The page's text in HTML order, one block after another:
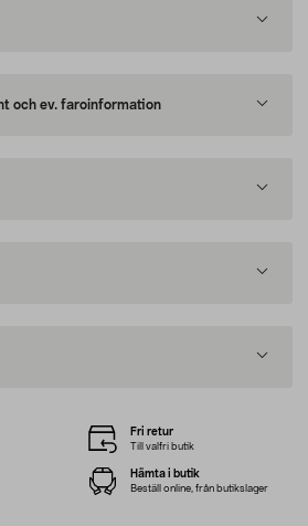
och ev. faroinformation
Fri retur
Till valfri butik
Hämta i butik
Beställ online, från butikslager